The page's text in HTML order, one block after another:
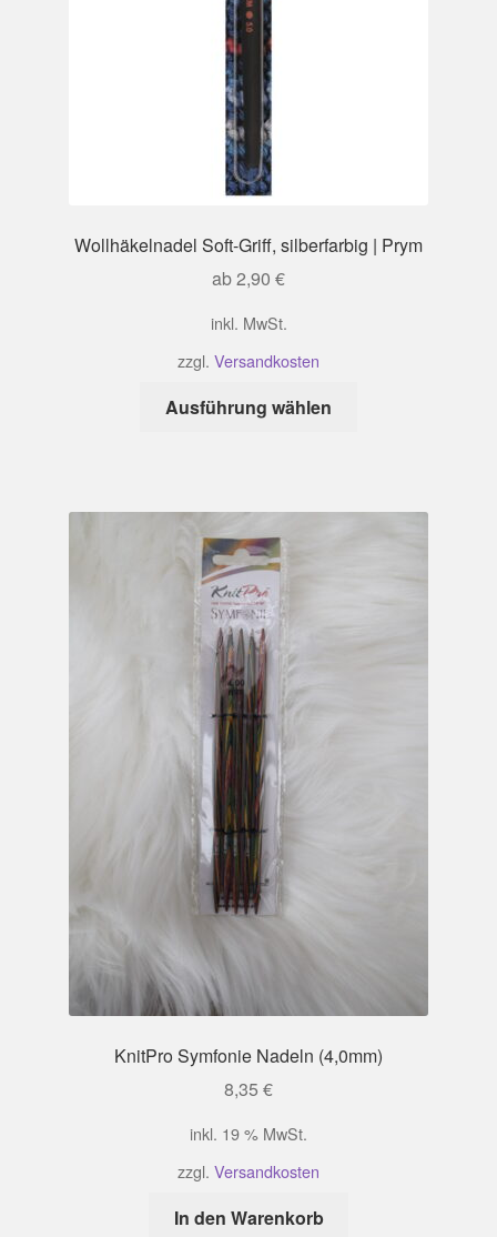
Wollhäkelnadel Soft-Griff, silberfarbig | Prym
ab2,90 €
inkl. MwSt.
zzgl. Versandkosten
Ausführung wählen
Varianten
Optionen
auf
KnitPro Symfonie Nadeln (4,0mm)
8,35 €
inkl. 19 % MwSt.
zzgl. Versandkosten
In den Warenkorb